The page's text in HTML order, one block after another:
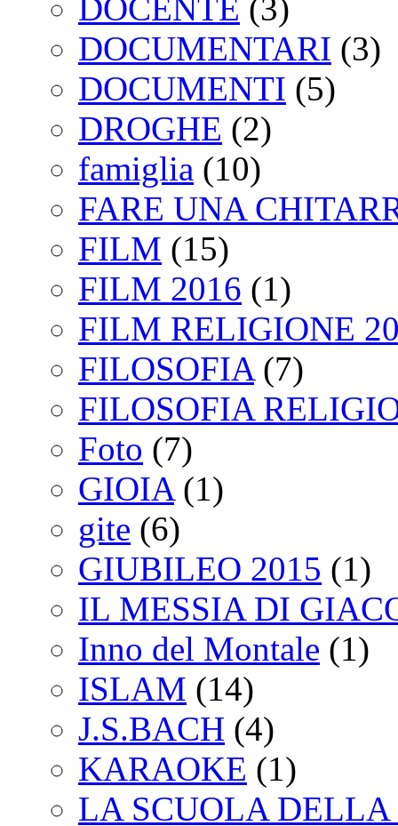
DOCENTE (3)
DOCUMENTARI (3)
DOCUMENTI (5)
DROGHE (2)
famiglia (10)
FARE UNA
FILM (15)
FILM 2016 (1)
FILM RELIGIONE
FILOSOFIA(7)
FILOSOFIA
Foto (7)
GIOIA(1)
gite (6)
GIUBILEO 2015 (1)
IL MESSIA DI
Inno del Montale (1)
ISLAM (14)
J.S.BACH (4)
KARAOKE (1)
LA SCUOLA